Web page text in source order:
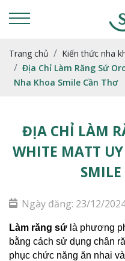
Trang chủ
Kiến thức nha
Địa Chỉ Làm Răng Sứ
Nha Khoa Smile Cần Thơ
ĐỊA CHỈ LÀM
WHITE MATT
Ngày đăng: 23/12/
Làm răng sứ là phương
bằng cách sử dụng chân
phục chức năng ăn nhai